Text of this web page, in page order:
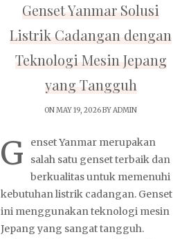
Genset Yanmar Solusi
Listrik Cadangan dengan
Teknologi Mesin Jepang
yang Tangguh
ON MAY 19, 2026 BYADMIN
G
enset Yanmar merupakan
salah satu genset terbaik dan
berkualitas untuk memenuhi
kebutuhan listrik cadangan. Genset
ini menggunakan teknologi mesin
Jepang yang sangat tangguh.